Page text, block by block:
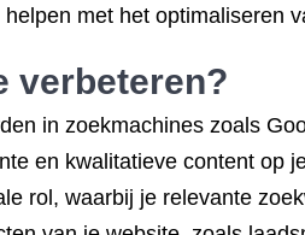
met het optimaliseren
verbeteren?
in zoekmachines zoals
en kwalitatieve content op
rol, waarbij je relevante